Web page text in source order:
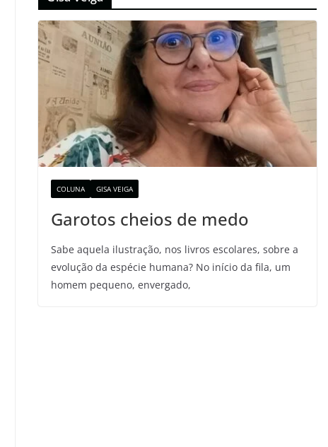
COLUNA GISA VEIGA
Garotos cheios de medo
Sabe aquela ilustração, nos livros escolares, sobre a
evolução da espécie humana? No início da fila, um
homem pequeno, envergado,